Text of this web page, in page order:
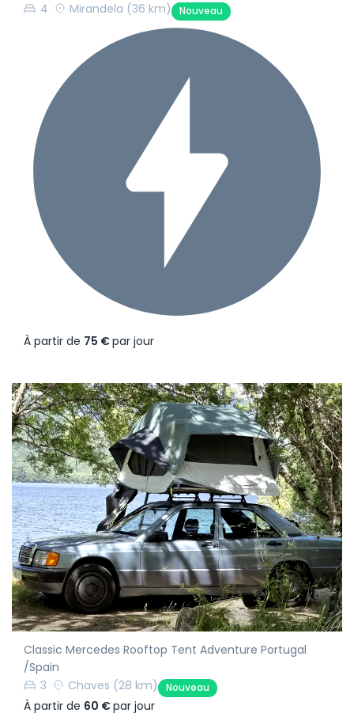
4
Mirandela (36 km) Nouveau
À partir de 75 €par jour
Classic Mercedes Rooftop Tent Adventure Portugal
/Spain
3
Chaves (28 km) Nouveau
À partir de 60 €par jour